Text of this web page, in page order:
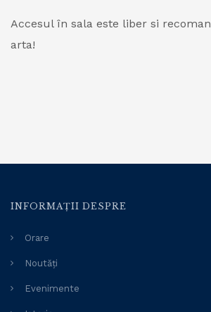
Accesul în sala este liber si
arta!
INFORMAȚII DESPRE
Orare
Noutăți
Evenimente